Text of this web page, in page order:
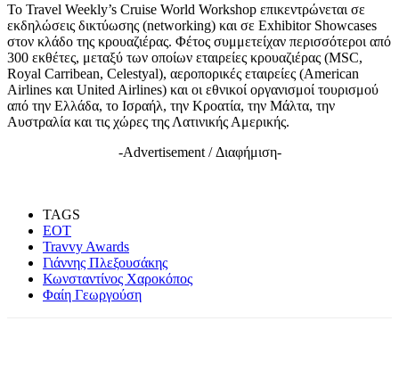
Το Travel Weekly’s Cruise World Workshop επικεντρώνεται σε
εκδηλώσεις δικτύωσης (networking) και σε Exhibitor Showcases
στον κλάδο της κρουαζιέρας. Φέτος συμμετείχαν περισσότεροι από
300 εκθέτες, μεταξύ των οποίων εταιρείες κρουαζιέρας (MSC,
Royal Carribean, Celestyal), αεροπορικές εταιρείες (American
Airlines και United Airlines) και οι εθνικοί οργανισμοί τουρισμού
από την Ελλάδα, το Ισραήλ, την Κροατία, την Μάλτα, την
Αυστραλία και τις χώρες της Λατινικής Αμερικής.
-Advertisement / Διαφήμιση-
TAGS
EOT
Travvy Awards
Γιάννης Πλεξουσάκης
Κωνσταντίνος Χαροκόπος
Φαίη Γεωργούση